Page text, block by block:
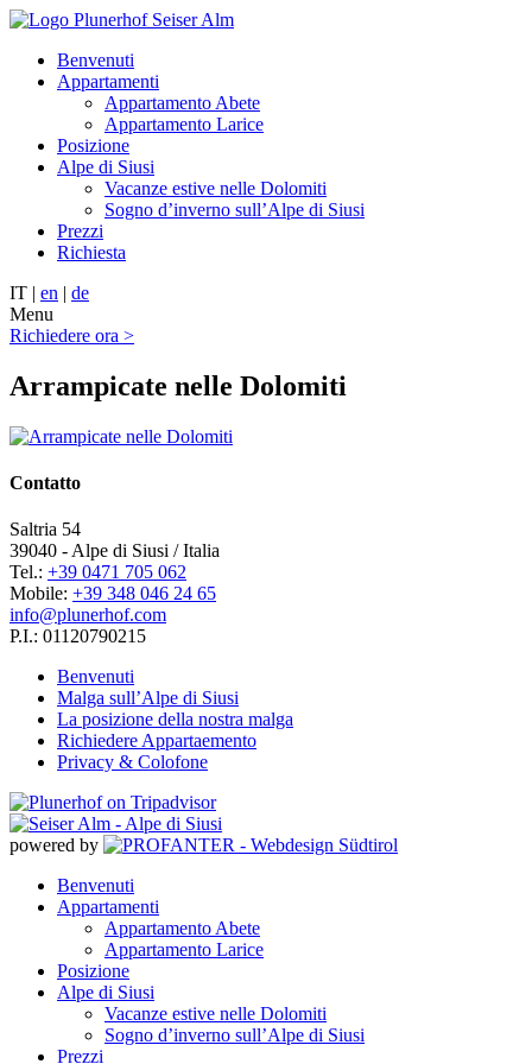
Benvenuti
Appartamenti
Appartamento Abete
Appartamento Larice
Posizione
Alpe di Siusi
Vacanze estive nelle Dolomiti
Sogno d’inverno sull’Alpe di Siusi
Prezzi
Richiesta
IT | en | de
Menu
Richiedere ora >
Arrampicate nelle Dolomiti
Contatto
Saltria 54
39040 - Alpe di Siusi / Italia
Tel.: +39 0471 705 062
Mobile: +39 348 046 24 65
info@plunerhof.com
P.I.: 01120790215
Benvenuti
Malga sull’Alpe di Siusi
La posizione della nostra malga
Richiedere Appartaemento
Privacy & Colofone
powered by
Benvenuti
Appartamenti
Appartamento Abete
Appartamento Larice
Posizione
Alpe di Siusi
Vacanze estive nelle Dolomiti
Sogno d’inverno sull’Alpe di Siusi
Prezzi